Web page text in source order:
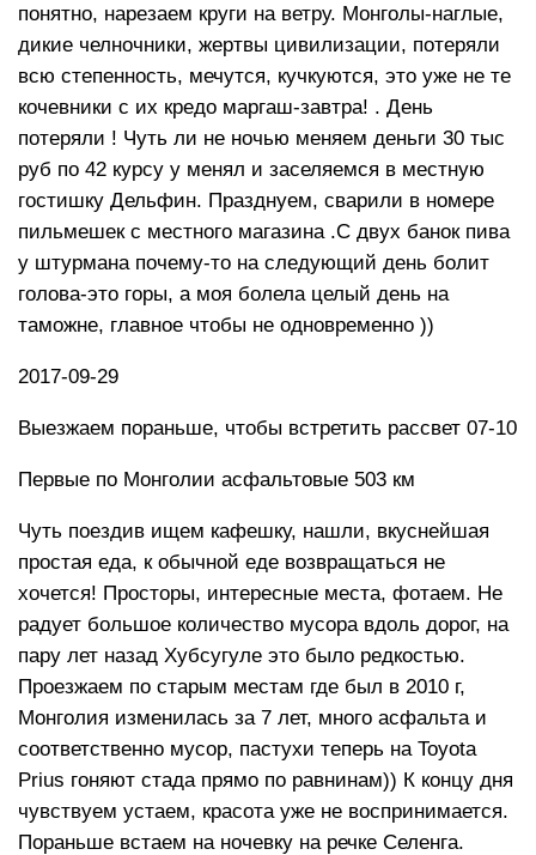
понятно, нарезаем круги на ветру. Монголы-наглые,
дикие челночники, жертвы цивилизации, потеряли
всю степенность, мечутся, кучкуются, это уже не те
кочевники с их кредо маргаш-завтра! . День
потеряли ! Чуть ли не ночью меняем деньги 30 тыс
руб по 42 курсу у менял и заселяемся в местную
гостишку Дельфин. Празднуем, сварили в номере
пильмешек с местного магазина .С двух банок пива
у штурмана почему-то на следующий день болит
голова-это горы, а моя болела целый день на
таможне, главное чтобы не одновременно ))
2017-09-29
Выезжаем пораньше, чтобы встретить рассвет 07-10
Первые по Монголии асфальтовые 503 км
Чуть поездив ищем кафешку, нашли, вкуснейшая
простая еда, к обычной еде возвращаться не
хочется! Просторы, интересные места, фотаем. Не
радует большое количество мусора вдоль дорог, на
пару лет назад Хубсугуле это было редкостью.
Проезжаем по старым местам где был в 2010 г,
Монголия изменилась за 7 лет, много асфальта и
соответственно мусор, пастухи теперь на Toyota
Prius гоняют стада прямо по равнинам)) К концу дня
чувствуем устаем, красота уже не воспринимается.
Пораньше встаем на ночевку на речке Селенга.